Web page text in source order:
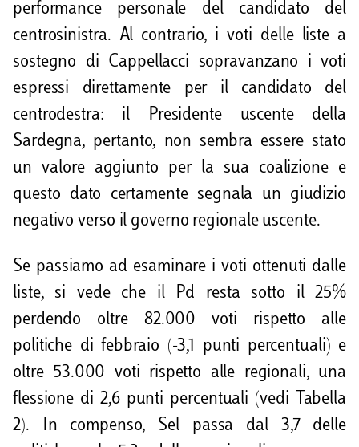
performance personale del candidato del
centrosinistra. Al contrario, i voti delle liste a
sostegno di Cappellacci sopravanzano i voti
espressi direttamente per il candidato del
centrodestra: il Presidente uscente della
Sardegna, pertanto, non sembra essere stato
un valore aggiunto per la sua coalizione e
questo dato certamente segnala un giudizio
negativo verso il governo regionale uscente.
Se passiamo ad esaminare i voti ottenuti dalle
liste, si vede che il Pd resta sotto il 25%
perdendo oltre 82.000 voti rispetto alle
politiche di febbraio (-3,1 punti percentuali) e
oltre 53.000 voti rispetto alle regionali, una
flessione di 2,6 punti percentuali (vedi Tabella
2). In compenso, Sel passa dal 3,7 delle